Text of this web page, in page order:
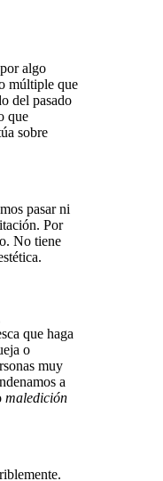
algo
múltiple que
del pasado
que
sobre
pasar ni
Por
No tiene
que haga
o
muy
a
maledición